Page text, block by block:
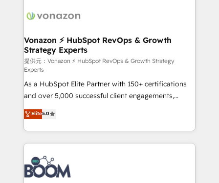
delà d’une simple transformation digitale et des
➤ L’intégration de CRM et de méthodologie RevOps
pour aligner les équipes marketing, commerciales et
support client (data migration, synchronisation API,
audit et maintenance) ➤ La création de sites internet
de conversion qui transforment les visiteurs en
opportunités d'affaires ➤ La mise en place de
stratégies d'acquisition marketing (SEO, SEA,
inbound, automatisation marketing, ABM, IA,
emailing) Informations clés : - 10 ans d'expérience -
100+ intégrations CRM HubSpot réussies - 40
experts conseil - 150 certifications HubSpot
cumulées
Vonazon ⚡ HubSpot RevOps & Growth
Strategy Experts
提供元：Vonazon ⚡ HubSpot RevOps & Growth Strategy
Experts
As a HubSpot Elite Partner with 150+ certifications
and over 5,000 successful client engagements,
Vonazon turns marketing complexity into
measurable, scalable growth. From onboarding to
enterprise-grade campaigns, our in-house team
builds scalable strategies that drive long-term
revenue. ⚙️ HubSpot Integration & Optimization •
Seamless CRM, CMS, and automation setup •
Complex platform migrations and data cleanups •
Elite5.0